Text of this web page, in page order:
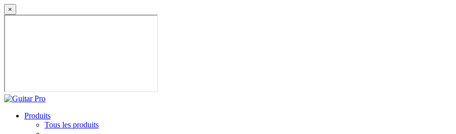
×
Produits
Tous les produits